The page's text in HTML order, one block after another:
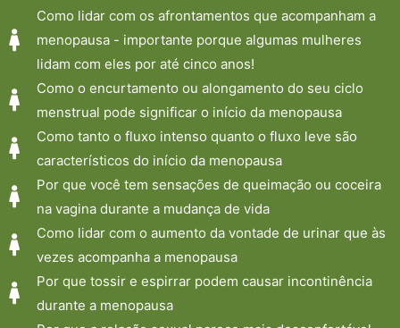
Como lidar com os afrontamentos que acompanham a
menopausa - importante porque algumas mulheres
lidam com eles por até cinco anos!
Como o encurtamento ou alongamento do seu ciclo
menstrual pode significar o início da menopausa
Como tanto o fluxo intenso quanto o fluxo leve são
característicos do início da menopausa
Por que você tem sensações de queimação ou coceira
na vagina durante a mudança de vida
Como lidar com o aumento da vontade de urinar que às
vezes acompanha a menopausa
Por que tossir e espirrar podem causar incontinência
durante a menopausa